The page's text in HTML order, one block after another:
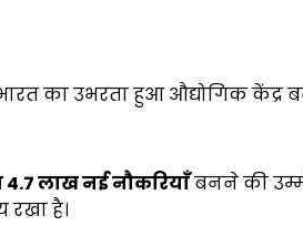
का उभरता हुआ औद्योगिक केंद्र
4.7लाख नई नौकरियाँबनने की
है।